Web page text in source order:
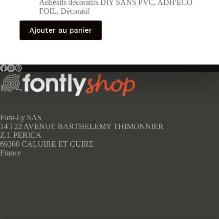
Adhésifs décoratifs DIY SANS PVC, ADH'ECO
FOIL, Décoratif
Ajouter au panier
Font-Ly SAS
14 I 22 AVENUE BARTHELEMY THIMONNIER
Z.I. PERICA
69300 CALUIRE ET CUIRE
France